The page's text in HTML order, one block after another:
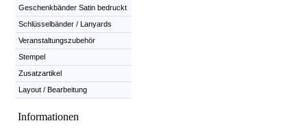
Geschenkbänder Satin bedruckt
Schlüsselbänder / Lanyards
Veranstaltungszubehör
Stempel
Zusatzartikel
Layout / Bearbeitung
Informationen